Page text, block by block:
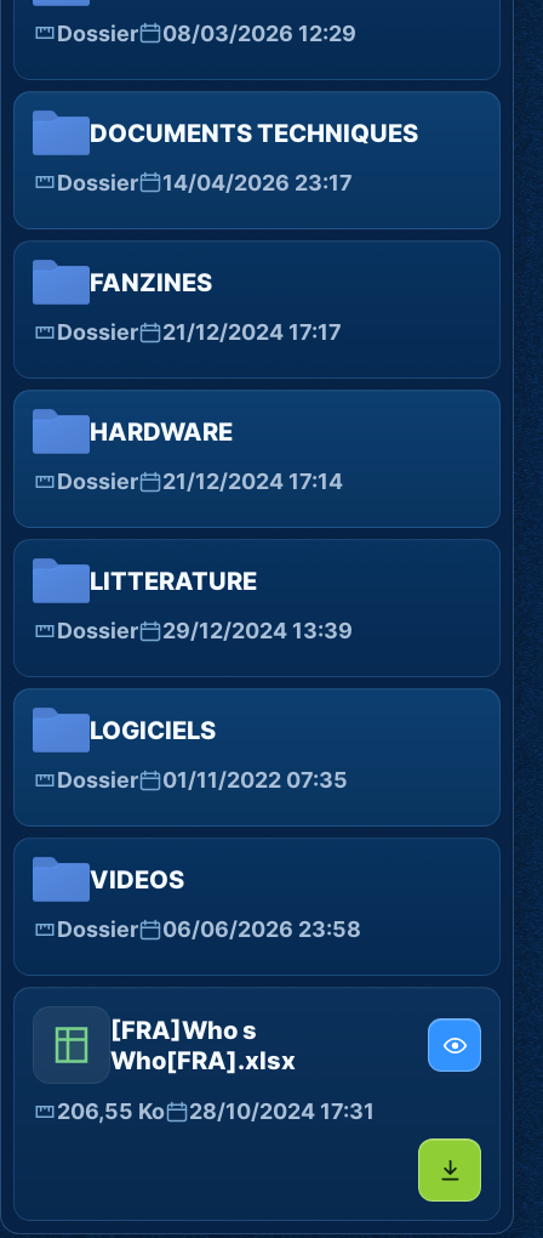
Dossier 08/03/2026 12:29
DOCUMENTS TECHNIQUES
Dossier 14/04/2026 23:17
FANZINES
Dossier 21/12/2024 17:17
HARDWARE
Dossier 21/12/2024 17:14
LITTERATURE
Dossier 29/12/2024 13:39
LOGICIELS
Dossier 01/11/2022 07:35
VIDEOS
Dossier 06/06/2026 23:58
[FRA]Who s
Who[FRA].xlsx
206,55 Ko 28/10/2024 17:31